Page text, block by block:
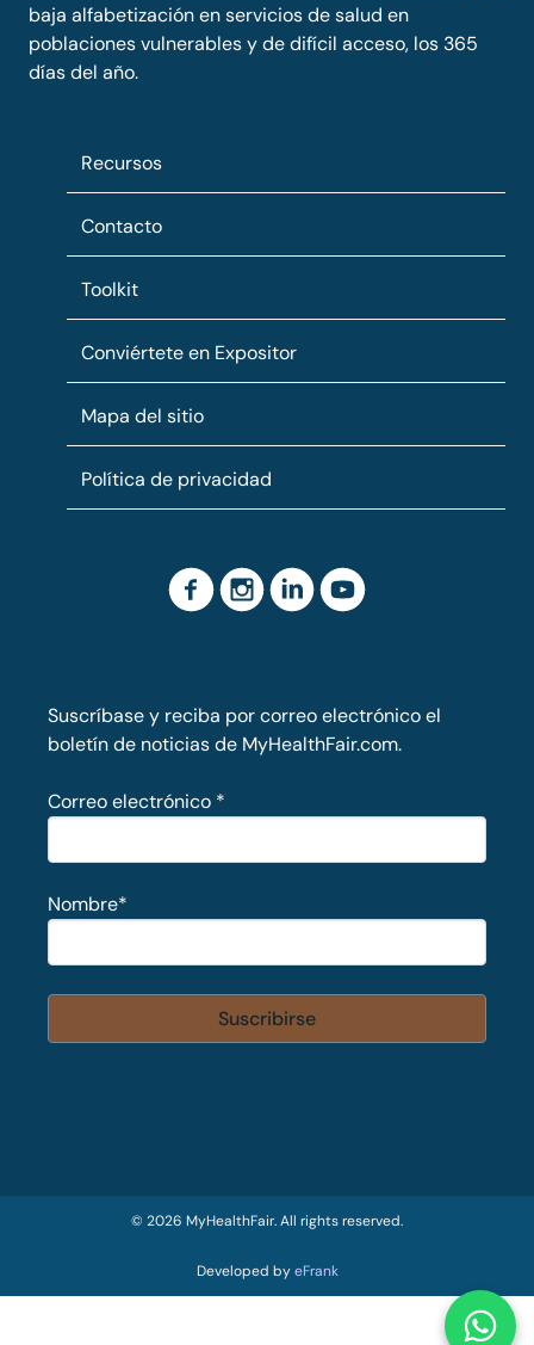
baja alfabetización en servicios de salud en
poblaciones vulnerables y de difícil acceso, los 365
días del año.
Recursos
Contacto
Toolkit
Conviértete en Expositor
Mapa del sitio
Política de privacidad
Suscríbase y reciba por correo electrónico el
boletín de noticias de MyHealthFair.com.
Correo electrónico *
Nombre*
© 2026 MyHealthFair. All rights reserved.
Developed byeFrank